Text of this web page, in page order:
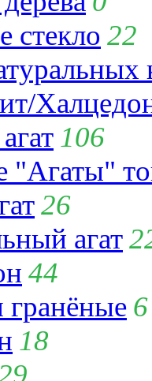
стекло 22
106
"Агаты"
26
агат
44
гранёные 6
18
29